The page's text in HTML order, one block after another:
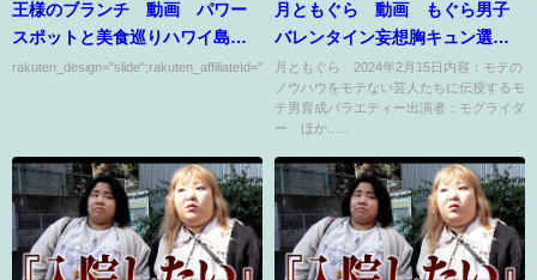
王様のブランチ 動画 パワー
スポットと美食巡りハワイ島の
旅 5月3日
rakuten_design="slide";rakuten_affiliateId="00ed0224.63...
月ともぐら 動画 もぐら男子
バレンタイン妄想胸キュン選手
権 2月15日
月ともぐら 2024年2月15日内容：モテの
ノウハウをモテない芸人たちに伝授するモ
テ男育成バラエティー出演者：モグライダ
ー ほか......